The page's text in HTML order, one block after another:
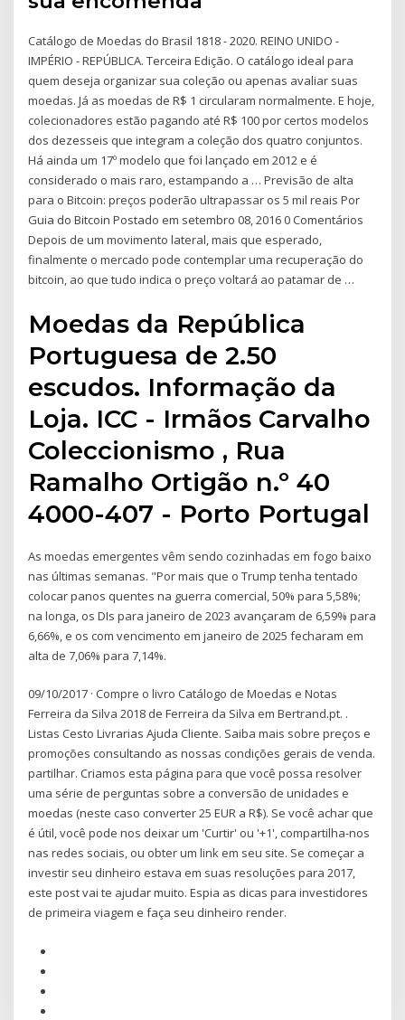
Catálogo de Moedas do Brasil 1818 - 2020. REINO UNIDO -
IMPÉRIO - REPÚBLICA. Terceira Edição. O catálogo ideal para
quem deseja organizar sua coleção ou apenas avaliar suas
moedas. Já as moedas de R$ 1 circularam normalmente. E hoje,
colecionadores estão pagando até R$ 100 por certos modelos
dos dezesseis que integram a coleção dos quatro conjuntos.
Há ainda um 17º modelo que foi lançado em 2012 e é
considerado o mais raro, estampando a … Previsão de alta
para o Bitcoin: preços poderão ultrapassar os 5 mil reais Por
Guia do Bitcoin Postado em setembro 08, 2016 0 Comentários
Depois de um movimento lateral, mais que esperado,
finalmente o mercado pode contemplar uma recuperação do
bitcoin, ao que tudo indica o preço voltará ao patamar de …
Moedas da República
Portuguesa de 2.50
escudos. Informação da
Loja. ICC - Irmãos Carvalho
Coleccionismo , Rua
Ramalho Ortigão n.º 40
4000-407 - Porto Portugal
As moedas emergentes vêm sendo cozinhadas em fogo baixo
nas últimas semanas. "Por mais que o Trump tenha tentado
colocar panos quentes na guerra comercial, 50% para 5,58%;
na longa, os DIs para janeiro de 2023 avançaram de 6,59% para
6,66%, e os com vencimento em janeiro de 2025 fecharam em
alta de 7,06% para 7,14%.
09/10/2017 · Compre o livro Catálogo de Moedas e Notas
Ferreira da Silva 2018 de Ferreira da Silva em Bertrand.pt. .
Listas Cesto Livrarias Ajuda Cliente. Saiba mais sobre preços e
promoções consultando as nossas condições gerais de venda.
partilhar. Criamos esta página para que você possa resolver
uma série de perguntas sobre a conversão de unidades e
moedas (neste caso converter 25 EUR a R$). Se você achar que
é útil, você pode nos deixar um 'Curtir' ou '+1', compartilha-nos
nas redes sociais, ou obter um link em seu site. Se começar a
investir seu dinheiro estava em suas resoluções para 2017,
este post vai te ajudar muito. Espia as dicas para investidores
de primeira viagem e faça seu dinheiro render.